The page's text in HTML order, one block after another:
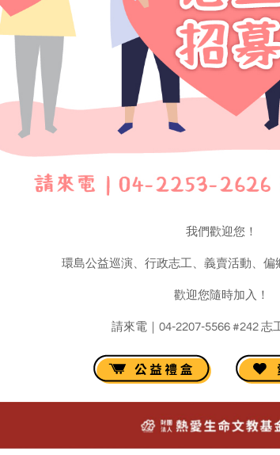
我們歡迎您！
環島公益巡演、行政志工、義賣活動、
歡迎您隨時加入！
請來電｜04-2207-5566 #242 志